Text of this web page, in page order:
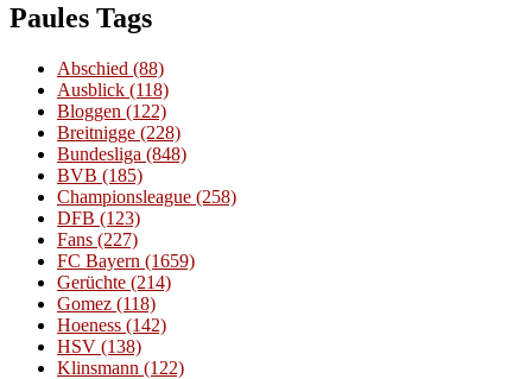
Paules Tags
Abschied (88)
Ausblick (118)
Bloggen (122)
Breitnigge (228)
Bundesliga (848)
BVB (185)
Championsleague (258)
DFB (123)
Fans (227)
FC Bayern (1659)
Gerüchte (214)
Gomez (118)
Hoeness (142)
HSV (138)
Klinsmann (122)